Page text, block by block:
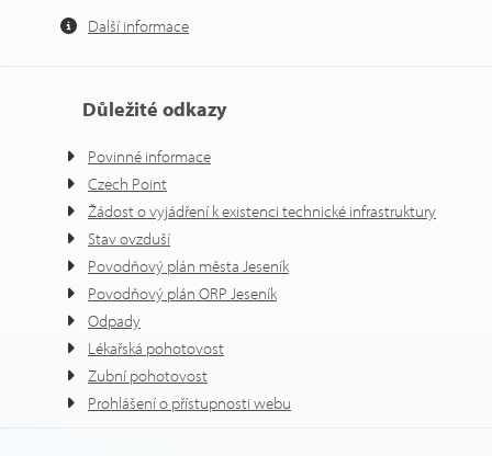
Další informace
Důležité odkazy
Povinné informace
Czech Point
Žádost o vyjádření k existenci technické infrastruktury
Stav ovzduší
Povodňový plán města Jeseník
Povodňový plán ORP Jeseník
Odpady
Lékařská pohotovost
Zubní pohotovost
Prohlášení o přístupnosti webu